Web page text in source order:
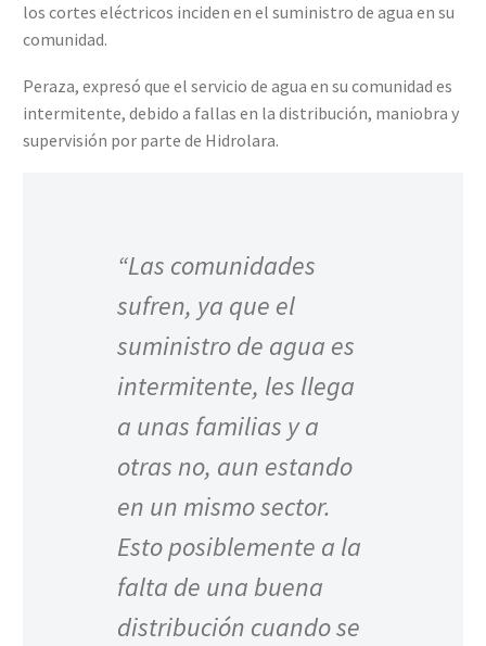
los cortes eléctricos inciden en el suministro de agua en su
comunidad.
Peraza, expresó que el servicio de agua en su comunidad es
intermitente, debido a fallas en la distribución, maniobra y
supervisión por parte de Hidrolara.
“Las comunidades
sufren, ya que el
suministro de agua es
intermitente, les llega
a unas familias y a
otras no, aun estando
en un mismo sector.
Esto posiblemente a la
falta de una buena
distribución cuando se